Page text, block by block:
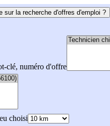
sur la recherche d'offres d'emploi ?
clé, numéro d'offre
choisi